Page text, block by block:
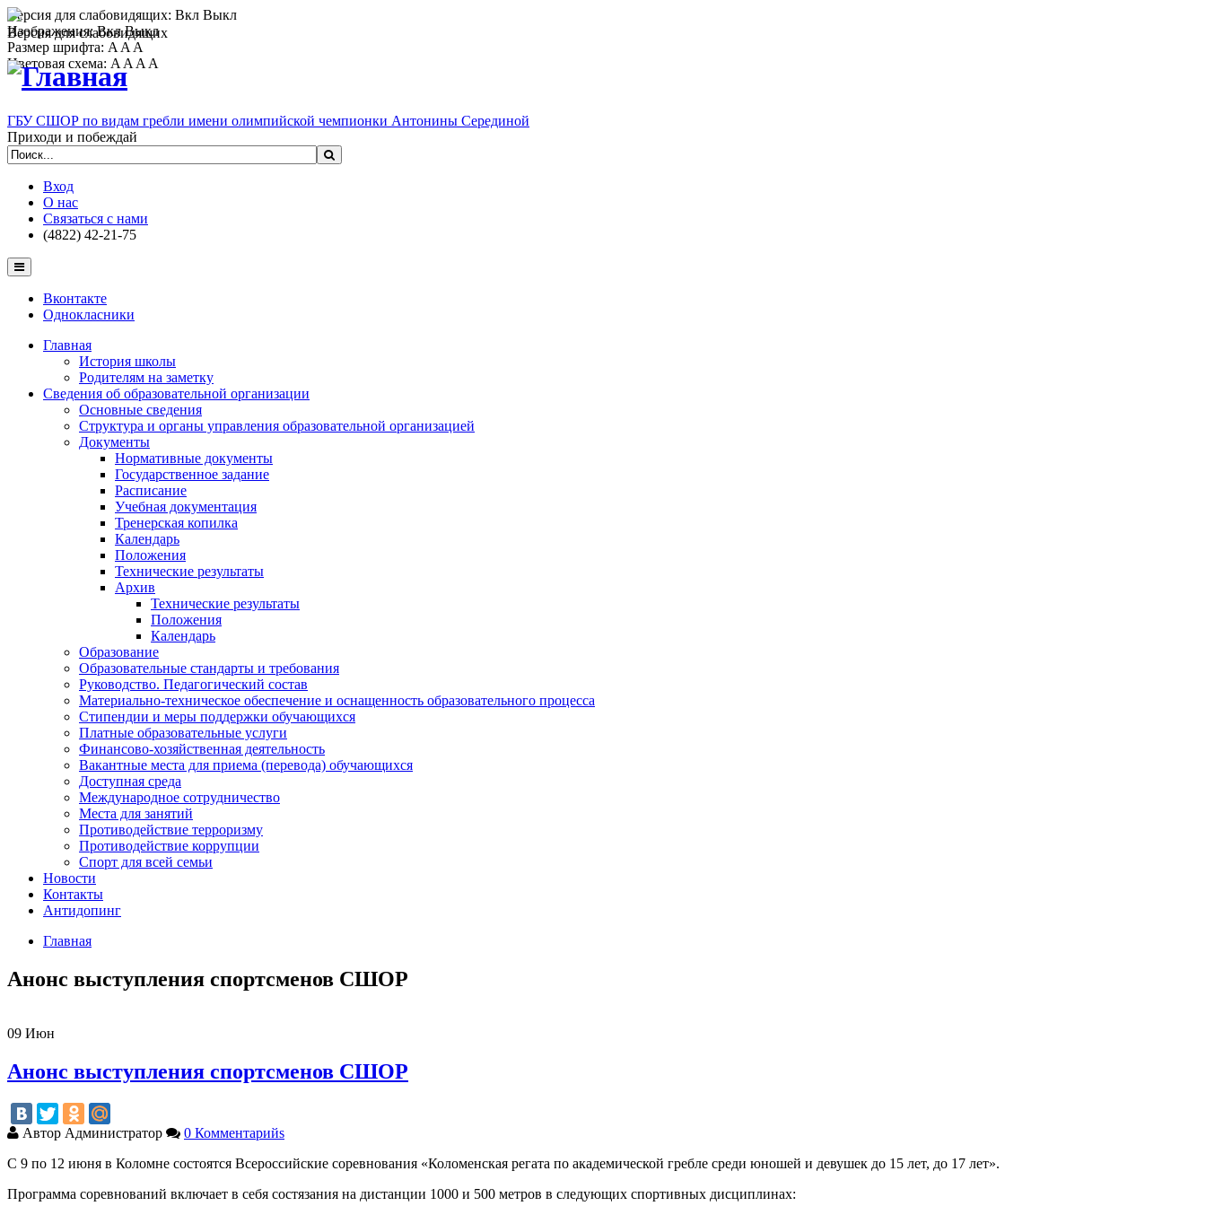
Версия для слабовидящих: Вкл Выкл
Изображения:Вкл Выкл
Размер шрифта: A A A
Цветовая схема: A A A A
Версия для слабовидящих
ГБУ СШОР по видам гребли имени олимпийской чемпионки Антонины Серединой
Приходи и побеждай
Вход
О нас
Связаться с нами
(4822) 42-21-75
Вконтакте
Однокласники
Главная
История школы
Родителям на заметку
Сведения об образовательной организации
Основные сведения
Структура и органы управления образовательной организацией
Документы
Нормативные документы
Государственное задание
Расписание
Учебная документация
Тренерская копилка
Календарь
Положения
Технические результаты
Архив
Технические результаты
Положения
Календарь
Образование
Образовательные стандарты и требования
Руководство. Педагогический состав
Материально-техническое обеспечение и оснащенность образовательного процесса
Стипендии и меры поддержки обучающихся
Платные образовательные услуги
Финансово-хозяйственная деятельность
Вакантные места для приема (перевода) обучающихся
Доступная среда
Международное сотрудничество
Места для занятий
Противодействие терроризму
Противодействие коррупции
Спорт для всей семьи
Новости
Контакты
Антидопинг
Главная
Анонс выступления спортсменов СШОР
09 Июн
Анонс выступления спортсменов СШОР
Автор Администратор
0 Комментарийs
С 9 по 12 июня в Коломне состоятся Всероссийские соревнования «Коломенская регата по академической гребле среди юношей и девушек до 15 лет, до 17 лет».
Программа соревнований включает в себя состязания на дистанции 1000 и 500 метров в следующих спортивных дисциплинах: